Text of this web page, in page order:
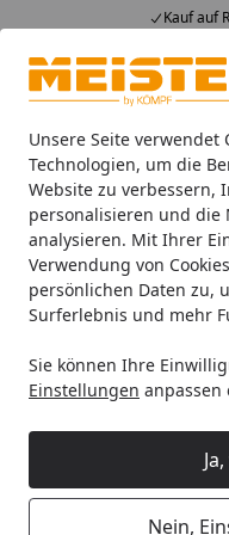
Unsere Seite verwendet
Technologien, um die
Website zu verbessern,
personalisieren und die
analysieren. Mit Ihrer
Verwendung von
persönlichen Daten zu,
Surferlebnis und mehr
Sie können Ihre
Einstellungen
Nein,
Kauf auf
Alle Produkte
Mein Konto
Suchen
Startseite
Böden Meister
MEISTER
300 1187 x
authentic